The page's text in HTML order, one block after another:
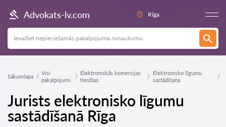
Advokats-lv.com Rīga
Sākumlapa
Visi
pakalpojumi
Elektroniskās komercijas
tiesības
Elektronisko līgumu
sastādīšana
Jurists elektronisko līgumu
sastādīšanā Rīga